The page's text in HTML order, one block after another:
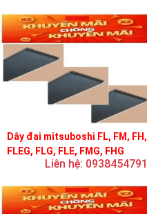
Dây đai mitsuboshi FL, FM, FH,
FLEG, FLG, FLE, FMG, FHG
Liên hệ: 0938454791